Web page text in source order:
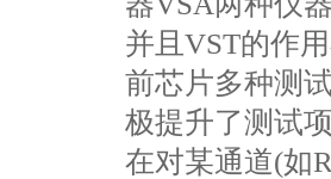
并且VST的作
前芯片多种测
极提升了测试
在对某通道(如